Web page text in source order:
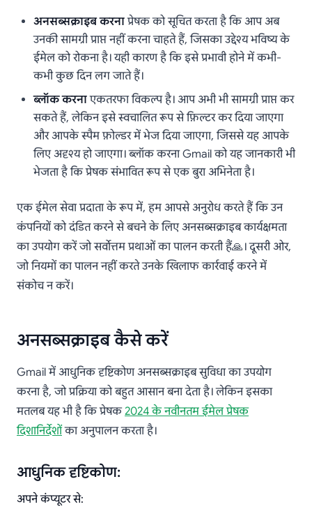
अनसब्सक्राइब करनाप्रेषक को सूचित करता है कि आप अब
उनकी सामग्री प्राप्त नहीं करना चाहते हैं, जिसका उद्देश्य भविष्य के
ईमेल को रोकना है। यही कारण है कि इसे प्रभावी होने में कभी-
कभी कुछ दिन लग जाते हैं।
ब्लॉक करनाएकतरफा विकल्प है। आप अभी भी सामग्री प्राप्त कर
सकते हैं, लेकिन इसे स्वचालित रूप से फ़िल्टर कर दिया जाएगा
और आपके स्पैम फ़ोल्डर में भेज दिया जाएगा, जिससे यह आपके
लिए अदृश्य हो जाएगा। ब्लॉक करना Gmail को यह जानकारी भी
भेजता है कि प्रेषक संभावित रूप से एक बुरा अभिनेता है।
एक ईमेल सेवा प्रदाता के रूप में, हम आपसे अनुरोध करते हैं कि उन
कंपनियों को दंडित करने से बचने के लिए अनसब्सक्राइब कार्यक्षमता
का उपयोग करें जो सर्वोत्तम प्रथाओं का पालन करती हैं🙏। दूसरी ओर,
जो नियमों का पालन नहीं करते उनके खिलाफ कार्रवाई करने में
संकोच न करें।
अनसब्सक्राइब कैसे करें
Gmail में आधुनिक दृष्टिकोण अनसब्सक्राइब सुविधा का उपयोग
करना है, जो प्रक्रिया को बहुत आसान बना देता है। लेकिन इसका
मतलब यह भी है कि प्रेषक2024 के नवीनतम ईमेल प्रेषक
दिशानिर्देशोंका अनुपालन करता है।
आधुनिक दृष्टिकोण:
अपने कंप्यूटर से: